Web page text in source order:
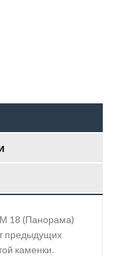
18 (Панорама)
предыдущих
каменки.